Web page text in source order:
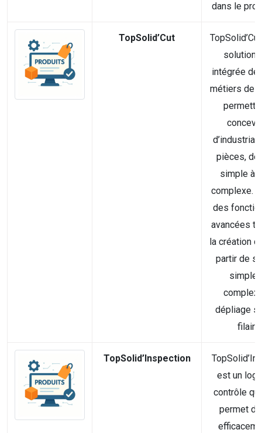
dans le
TopSolid’Cut
solution
intégrée
métiers de
pièces, de
simple à
complexe.
des
avancées
la création
partir de
dépliage
TopSolid’Inspection
est un
contrôle
permet